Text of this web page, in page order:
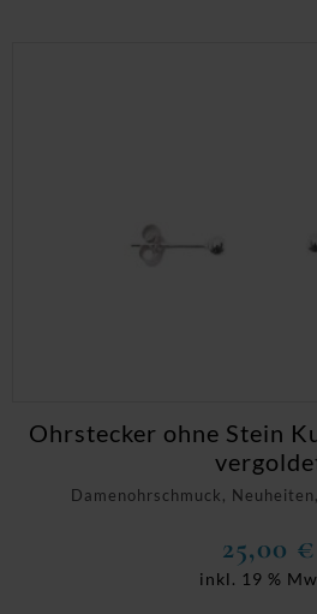
Damenohrschmuck,
Ohrstecker ohne Stein
25,00 €
inkl. 19 %